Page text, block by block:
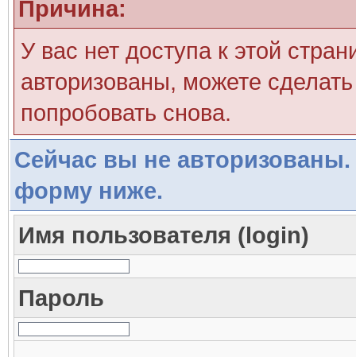
Причина:
У вас нет доступа к этой
авторизованы, можете
попробовать снова.
Сейчас вы не авторизованы.
форму ниже.
Имя пользователя (login)
Пароль